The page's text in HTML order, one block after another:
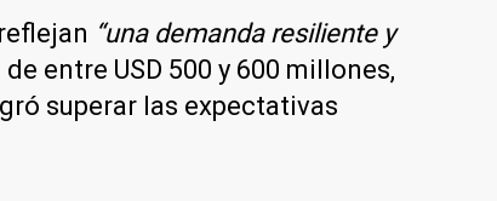
“una demanda resiliente y
de entre USD 500 y 600 millones,
superar las expectativas